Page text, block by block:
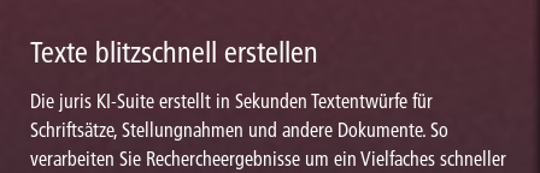
Texte blitzschnell erstellen
Die juris KI-Suite erstellt in Sekunden Textentwürfe für
Schriftsätze, Stellungnahmen und andere Dokumente. So
verarbeiten Sie Rechercheergebnisse um ein Vielfaches schneller